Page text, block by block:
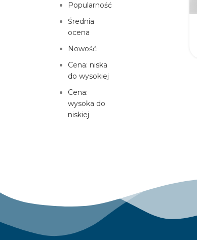
Popularność
Średnia
ocena
Nowość
Cena: niska
do wysokiej
Cena:
wysoka do
niskiej